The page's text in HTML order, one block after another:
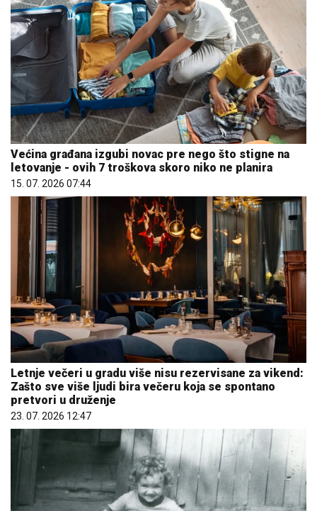
Većina građana izgubi novac pre nego što stigne na
letovanje - ovih 7 troškova skoro niko ne planira
15. 07. 2026 07:44
Letnje večeri u gradu više nisu rezervisane za vikend:
Zašto sve više ljudi bira večeru koja se spontano
pretvori u druženje
23. 07. 2026 12:47